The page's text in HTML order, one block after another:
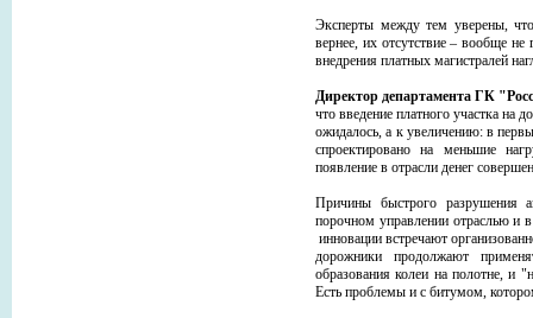
Эксперты между тем уверены,
вернее, их отсутствие – вообще не
внедрения платных магистралей
Директор департамента ГК
что введение платного участка на
ожидалось, а к увеличению: в
спроектировано на меньшие
появление в отрасли денег
Причины быстрого разрушения
порочном управлении отраслью и
инновации встречают
дорожники продолжают
образования колеи на полотне, и
Есть проблемы и с битумом,